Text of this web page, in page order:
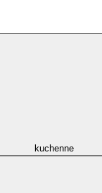
kuchenne